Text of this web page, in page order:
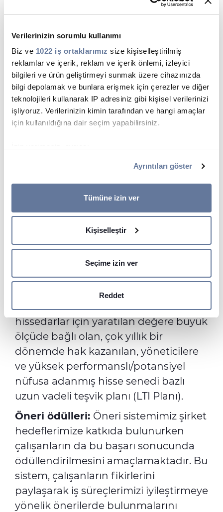
Verilerinizin sorumlu kullanımı
Biz ve 1022 iş ortaklarımız size kişiselleştirilmiş
reklamlar ve içerik, reklam ve içerik önlemi, izleyici
bilgileri ve ürün geliştirmeyi sunmak üzere cihazınızda
bilgi depolamak ve bunlara erişmek için çerezler ve diğer
teknolojileri kullanarak IP adresiniz gibi kişisel verilerinizi
işliyoruz. Verilerinizin kimin tarafından ve hangi amaçlar
için kullanıldığına dair seçim yapabilirsiniz.
konumunuzla ilgili bilgileri toplamak istiyoruz
Cihazınızı belirli özellikler (parmak izleri) için aktif
bir şekilde tarayarak tanımlamak istiyoruz
Ayrıntılar kısmında
Rızanızı dilediğiniz zaman Çerez Beyanı kısmından
değiştirebilir veya geri çekebilirsiniz.
İçeriği ve reklamları kişiselleştirmek, sosyal medya
özellikleri sunmak ve trafiği analiz etmek için çerezler
kullanıyoruz. Sitemizi kullanımınızla ilgili bilgileri ayrıca
paylaşabiliriz. İş ortaklarımız, bu bilgileri kendilerine
sağladığınız veya hizmetlerini kullanırken topladıkları
diğer bilgilerle birleştirebilir.
Ayrıntıları göster
Tümüne izin ver
Kişiselleştir
Seçime izin ver
Reddet
performansa bağlı teşvikler.
sürdürülebilir değer yaratımını
paylaşmak için tasarlanmış, katılmak
isteyen herkesi memnuniyetle
karşılayan ve herhangi bir coğrafi,
organizasyonel veya yerel çeşitliliği
kucaklayan 3 hisse senedi bazlı plan.
enflasyonu hafifletmek ve özellikle
masa başı olmayan çalışanlara daha
en yeni hisse senedi bazlı kâr paylaşım
GROW:Firma içi iş performansına ve
hissedarlar için yaratılan değere büyük
ölçüde bağlı olan, çok yıllık bir
dönemde hak kazanılan, yöneticilere
ve yüksek performanslı/potansiyel
nüfusa adanmış hisse senedi bazlı
uzun vadeli teşvik planı (LTI Planı).
Öneri ödülleri: Öneri sistemimiz şirket
hedeflerimize katkıda bulunurken
çalışanların da bu başarı sonucunda
ödüllendirilmesini amaçlamaktadır. Bu
sistem, çalışanların fikirlerini
paylaşarak iş süreçlerimizi iyileştirmeye
yönelik önerilerde bulunmalarını